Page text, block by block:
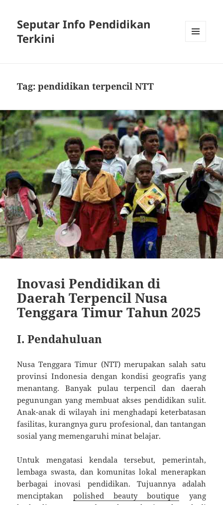
Seputar Info Pendidikan
Terkini
Tag:pendidikan terpencil NTT
Inovasi Pendidikan di
Daerah Terpencil Nusa
Tenggara Timur Tahun 2025
I. Pendahuluan
Nusa Tenggara Timur (NTT) merupakan salah satu
provinsi Indonesia dengan kondisi geografis yang
menantang. Banyak pulau terpencil dan daerah
pegunungan yang membuat akses pendidikan sulit.
Anak-anak di wilayah ini menghadapi keterbatasan
fasilitas, kurangnya guru profesional, dan tantangan
sosial yang memengaruhi minat belajar.
Untuk mengatasi kendala tersebut, pemerintah,
lembaga swasta, dan komunitas lokal menerapkan
berbagai inovasi pendidikan. Tujuannya adalah
menciptakan polished beauty boutique yang